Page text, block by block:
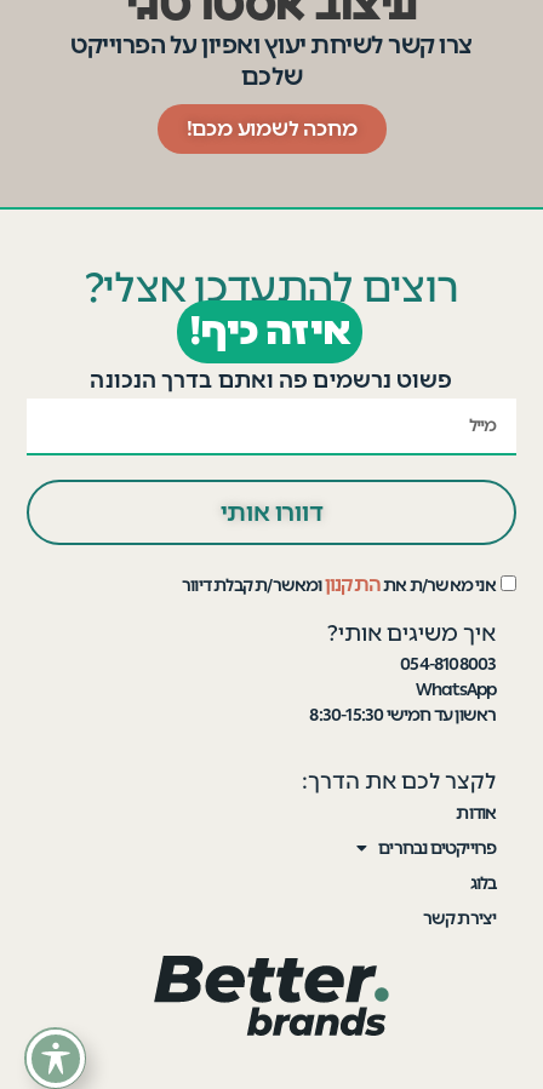
צרו קשר לשיחת יעוץ ואפיון על הפרוייקט
שלכם
מחכה לשמוע מכם!
לקצר לכם את הדרך:
אודות
פרוייקטים נבחרים
בלוג
יצירת קשר
איך משיגים אותי?
054-8108003
WhatsApp
ראשון עד חמישי 8:30-15:30
רוצים להתעדכן אצלי?
איזה כיף!
פשוט נרשמים פה ואתם בדרך הנכונה
אני מאשר/ת אתהתקנוןומאשר/ת קבלת דיוור
דוורו אותי